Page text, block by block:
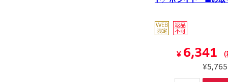
¥ 6,341